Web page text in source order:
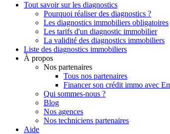
Tout savoir sur les diagnostics
Pourquoi réaliser des diagnostics ?
Les diagnostics immobiliers obligatoires
Les tarifs d'un diagnostic immobilier
La validité des diagnostics immobiliers
Liste des diagnostics immobiliers
À propos
Nos partenaires
Tous nos partenaires
Financer son crédit immo avec
Qui sommes-nous ?
Blog
Nos agences
Nos techniciens partenaires
Aide